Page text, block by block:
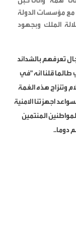
مع مؤسسات الدولة
الملك وبجهود
تعرفهم بالشدائد
قلنا انه "في
وتنزاح هذه الغمة
اجهزتنا الامنية
المنتمين
دوما..